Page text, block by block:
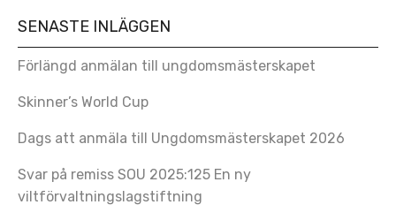
SENASTE INLÄGGEN
Förlängd anmälan till ungdomsmästerskapet
Skinner’s World Cup
Dags att anmäla till Ungdomsmästerskapet 2026
Svar på remiss SOU 2025:125 En ny
viltförvaltningslagstiftning